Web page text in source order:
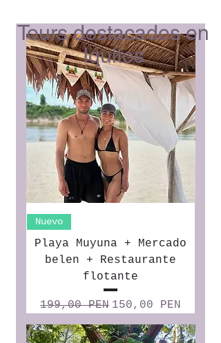
Nuevo
Playa Muyuna + Mercado
belen + Restaurante
flotante
Precio
199,00 PEN Precio de oferta
150,00 PEN
Tours destacados en
Iquitos